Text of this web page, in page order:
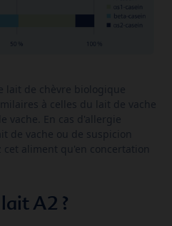
lait de chèvre biologique
à celles du lait de vache
vache. En cas d'allergie
de vache ou de suspicion
aliment qu'en concertation
A2 ?